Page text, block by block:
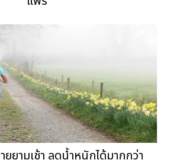
ยยามเช้า ลดน้ำหนักได้มากกว่า